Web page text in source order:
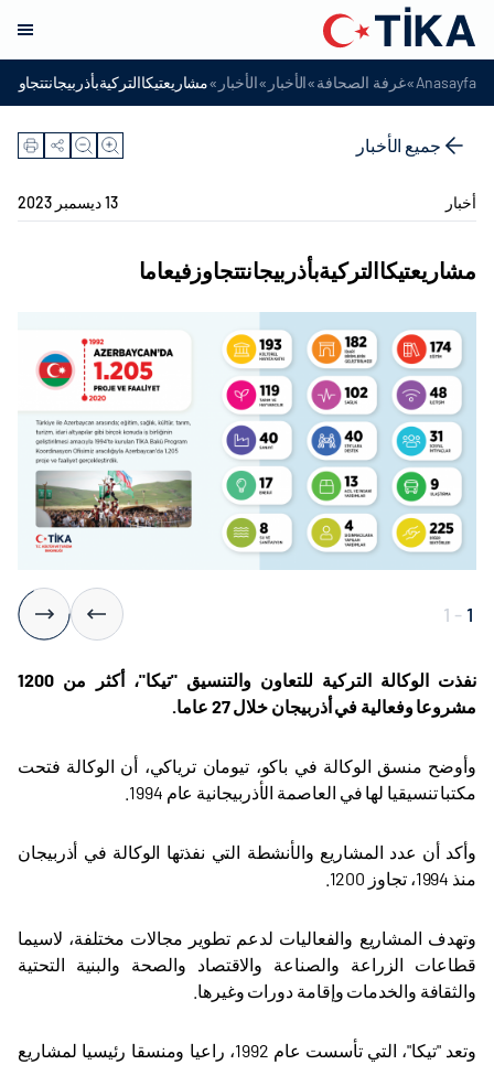
Anasayfa
»غرفة الصحافة»الأخبار »الأخبار »
جميع الأخبار
أخبار 13 ديسمبر 2023
مشاريعتيكاالتركيةبأذربيجانتتجاوزفيعاما
1
-
1
نفذت الوكالة التركية للتعاون والتنسيق "تيكا"، أكثر من 1200
مشروعا وفعالية في أذربيجان خلال 27 عاما
.
وأوضح منسق الوكالة في باكو، تيومان ترياكي، أن الوكالة فتحت
مكتبا تنسيقيا لها في العاصمة الأذربيجانية عام 1994
وأكد أن عدد المشاريع والأنشطة التي نفذتها الوكالة في أذربيجان
منذ 1994، تجاوز 1200
وتهدف المشاريع والفعاليات لدعم تطوير مجالات مختلفة، لاسيما
قطاعات الزراعة والصناعة والاقتصاد والصحة والبنية التحتية
والثقافة والخدمات وإقامة دورات وغيرها
وتعد "تيكا"، التي تأسست عام 1992، راعيا ومنسقا رئيسيا لمشاريع